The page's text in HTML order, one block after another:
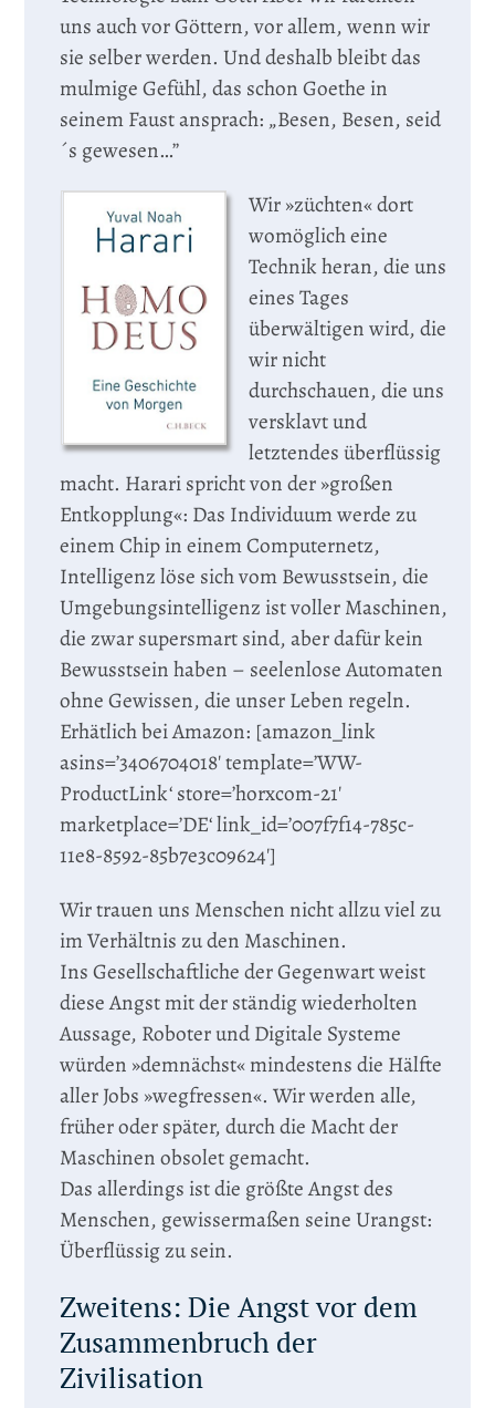
uns auch vor Göttern, vor allem, wenn wir
sie selber werden. Und deshalb bleibt das
mulmige Gefühl, das schon Goethe in
seinem Faust ansprach: „Besen, Besen, seid
´s gewesen…”
Wir »züchten« dort
womöglich eine
Technik heran, die uns
eines Tages
überwältigen wird, die
wir nicht
durchschauen, die uns
versklavt und
letztendes überflüssig
macht. Harari spricht von der »großen
Entkopplung«: Das Individuum werde zu
einem Chip in einem Computernetz,
Intelligenz löse sich vom Bewusstsein, die
Umgebungsintelligenz ist voller Maschinen,
die zwar supersmart sind, aber dafür kein
Bewusstsein haben – seelenlose Automaten
ohne Gewissen, die unser Leben regeln.
Erhätlich bei Amazon: [amazon_link
asins=’3406704018′ template=’WW-
ProductLink‘ store=’horxcom-21′
marketplace=’DE‘ link_id=’007f7f14-785c-
11e8-8592-85b7e3c09624′]
Wir trauen uns Menschen nicht allzu viel zu
im Verhältnis zu den Maschinen.
Ins Gesellschaftliche der Gegenwart weist
diese Angst mit der ständig wiederholten
Aussage, Roboter und Digitale Systeme
würden »demnächst« mindestens die Hälfte
aller Jobs »wegfressen«. Wir werden alle,
früher oder später, durch die Macht der
Maschinen obsolet gemacht.
Das allerdings ist die größte Angst des
Menschen, gewissermaßen seine Urangst:
Überflüssig zu sein.
Zweitens: Die Angst vor dem
Zusammenbruch der
Zivilisation